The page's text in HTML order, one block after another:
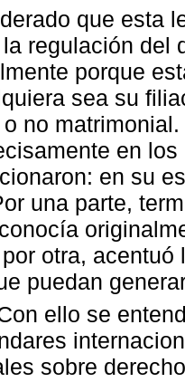
que esta
regulación del
porque
sea su
no
en
en su
una parte,
otra,
puedan
ello se
sobre